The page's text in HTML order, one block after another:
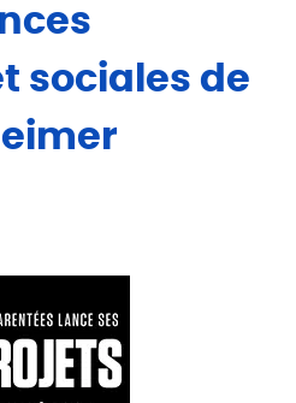
sociales de